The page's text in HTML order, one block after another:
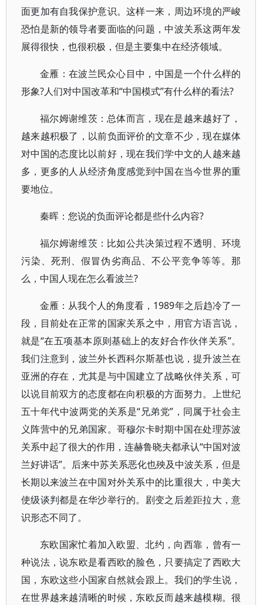
面更加有自我保护意识。这样一来，周边环境的严峻
恐怕是新的领导者要面临的问题，中波关系这两年发
展得很快，也很积极，但是主要集中在经济领域。
金雁：在波兰民众心目中，中国是一个什么样的
形象?人们对中国改革和“中国模式”有什么样的看法?
福尔姆谢维茨：总体而言，现在是越来越好了，
越来越积极了，以前负面评价的文章不少，现在媒体
对中国的态度比以前好，现在我们学中文的人越来越
多，更多的人从经济角度感觉到中国在当今世界的重
要地位。
秦晖：您说的负面评论都是些什么内容?
福尔姆谢维茨：比如公共决策过程不透明、环境
污染、死刑、假冒伪劣商品、不公平竞争等等。那
么，中国人现在怎么看波兰?
金雁：从我个人的角度看，1989年之后趋冷了一
段，目前处在正常的国家关系之中，用官方语言说，
就是“在五项基本原则基础上的友好合作伙伴关系”。
我们注意到，波兰外长西科尔斯基也说，提升波兰在
亚洲的存在，尤其是与中国建立了战略伙伴关系，可
以说目前双方的态度都在向积极的方面努力。上世纪
五十年代中波两党的关系是“兄弟党”，同属于社会主
义阵营中的兄弟国家。哥穆尔卡时期中国在处理苏波
关系中起了很大的作用，连赫鲁晓夫都承认“中国对波
兰好讲话”。后来中苏关系恶化也殃及中波关系，但是
长期以来波兰在中国对外关系中的比重很大，中美大
使级谈判都是在华沙举行的。剧变之后差距拉大，意
识形态不同了。
东欧国家忙着加入欧盟、北约，向西靠，曾有一
种说法，说东欧是看西欧的脸色，只要搞定了西欧大
国，东欧这些小国家自然就会跟上。我们的学生说，
在世界越来越清晰的时候，东欧反而越来越模糊。很